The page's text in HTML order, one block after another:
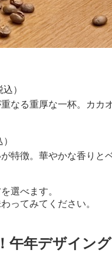
）
なる重厚な一杯。カカ
特徴。華やかな香りと
選べます。
ってみてください。
午年デザイン